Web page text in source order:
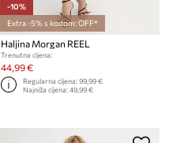
-10%
Extra -5% s kodom: OFF*
Haljina Morgan REEL
Trenutna cijena:
44,99 €
Regularna cijena:99,99 €
Najniža cijena:49,99 €